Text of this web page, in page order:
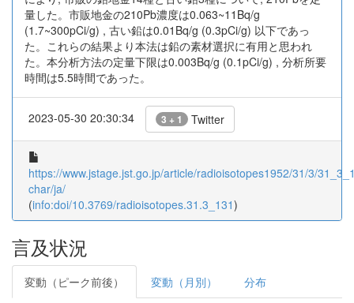
量した。市販地金の210Pb濃度は0.063~11Bq/g
(1.7~300pCi/g) , 古い鉛は0.01Bq/g (0.3pCi/g) 以下であっ
た。これらの結果より本法は鉛の素材選択に有用と思われ
た。本分析方法の定量下限は0.003Bq/g (0.1pCi/g) , 分析所要
時間は5.5時間であった。
2023-05-30 20:30:34 3 + 1 Twitter
https://www.jstage.jst.go.jp/article/radioisotopes1952/31/3/
char/ja/
(info:doi/10.3769/radioisotopes.31.3_131)
言及状況
変動（ピーク前後） 変動（月別） 分布